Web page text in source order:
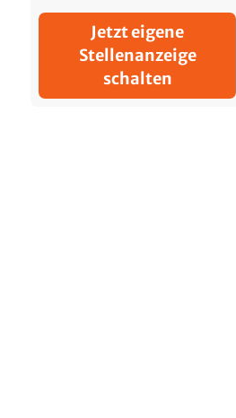
Jetzt eigene
Stellenanzeige
schalten